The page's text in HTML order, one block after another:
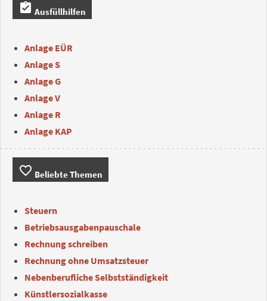
assignment_turned_in Ausfüllhilfen
Anlage EÜR
Anlage S
Anlage G
Anlage V
Anlage R
Anlage KAP
favorite_border Beliebte Themen
Steuern
Betriebsausgabenpauschale
Rechnung schreiben
Rechnung ohne Umsatzsteuer
Nebenberufliche Selbstständigkeit
Künstlersozialkasse